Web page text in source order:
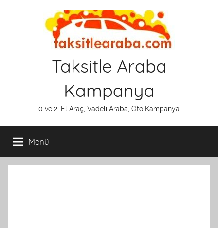
Taksitle Araba
Kampanya
0 ve 2. El Araç, Vadeli Araba, Oto Kampanya
Menü